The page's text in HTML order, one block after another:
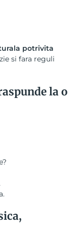
potrivita
si fara reguli
la o